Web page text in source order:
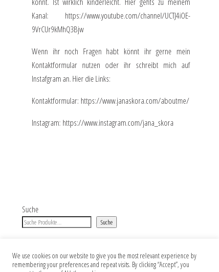
Kanal: https://www.youtube.com/channel/UCTJ4iOE-
9VrCUr9kMhQ3Bjw
Wenn ihr noch Fragen habt könnt ihr gerne mein
Kontaktformular nutzen oder ihr schreibt mich auf
Instafgram an. Hier die Links:
Kontaktformular: https://www.janaskora.com/aboutme/
Instagram: https://www.instagram.com/jana_skora
Suche
Suche
We use cookies on our website to give you the most relevant experience by
remembering your preferences and repeat visits. By clicking “Accept”, you